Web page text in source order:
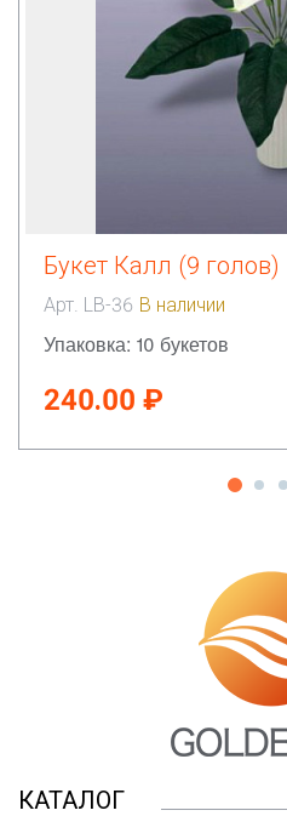
Букет Калл (9 голов)
Арт. LB-36 В наличии
Упаковка: 10 букетов
240.00 ₽
КАТАЛОГ